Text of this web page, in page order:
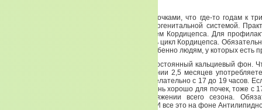
Мы расправляемся так «замечательно» с почками, что где-то годам к
найти человека с совершенно здоровой урогенитальной системой.
Вот именно поэтому зимой необходим прием Кордицепса. Для
никаких проблем, зимой необходимо пропить цикл Кордицепса.
пить Кальций. Кальциевый фон держать. Особенно людям, у которых есть
Людям, у которых падает слух, необходим постоянный кальциевый фон.
фон? Это когда вы, ежедневно на протяжении 2,5 месяцев
кальций. Если в порошке — полпакета, но желательно с 17 до 19 часов.
то с утра, 2-3 капсулы. Если Гай-бао, что очень хорошо для почек, тоже с
таблетки. Но это должно быть на протяжении всего сезона.
Кордицепс, мы уже с вами говорили, почему. И все это на фоне